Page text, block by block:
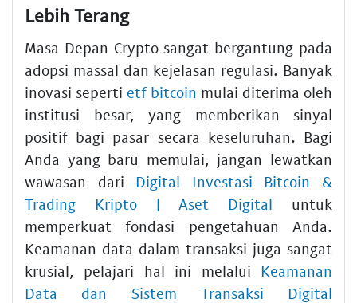
Lebih Terang
Masa Depan Crypto sangat bergantung pada
adopsi massal dan kejelasan regulasi. Banyak
inovasi seperti etf bitcoin mulai diterima oleh
institusi besar, yang memberikan sinyal
positif bagi pasar secara keseluruhan. Bagi
Anda yang baru memulai, jangan lewatkan
wawasan dari Digital Investasi Bitcoin &
Trading Kripto | Aset Digital untuk
memperkuat fondasi pengetahuan Anda.
Keamanan data dalam transaksi juga sangat
krusial, pelajari hal ini melalui Keamanan
Data dan Sistem Transaksi Digital